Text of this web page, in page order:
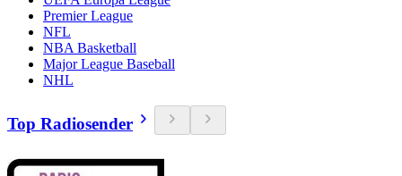
Premier League
NFL
NBA Basketball
Major League Baseball
NHL
Top Radiosender